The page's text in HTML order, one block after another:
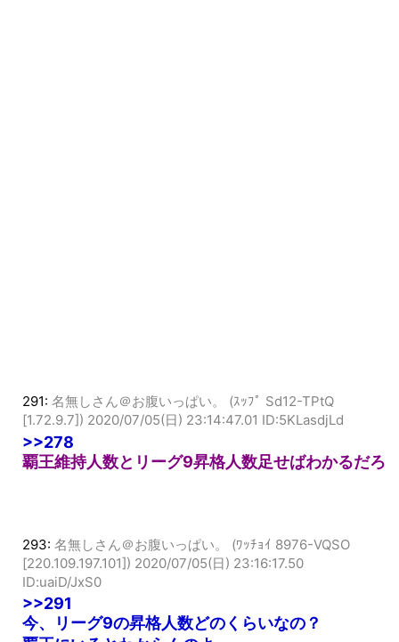
291:名無しさん＠お腹いっぱい。 (ｽｯﾌﾟ Sd12-TPtQ
[1.72.9.7])
>>278
293:名無しさん＠お腹いっぱい。 (ﾜｯﾁｮｲ 8976-VQSO
[220.109.197.101])
ID:uaiD/JxS0
>>291